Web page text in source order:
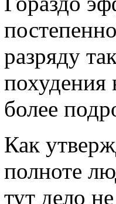
разряду
более
Как
полноте
тут дело